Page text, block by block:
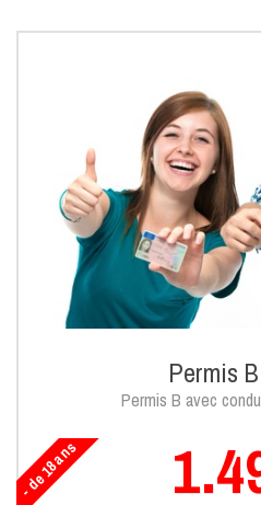
Permis
Permis B avec
- de 18 ans